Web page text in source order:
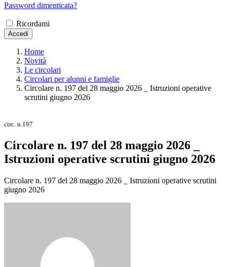
Password dimenticata?
Ricordami
Accedi
Home
Novità
Le circolari
Circolari per alunni e famiglie
Circolare n. 197 del 28 maggio 2026 _ Istruzioni operative
scrutini giugno 2026
circ. n.197
Circolare n. 197 del 28 maggio 2026 _
Istruzioni operative scrutini giugno 2026
Circolare n. 197 del 28 maggio 2026 _ Istruzioni operative scrutini
giugno 2026